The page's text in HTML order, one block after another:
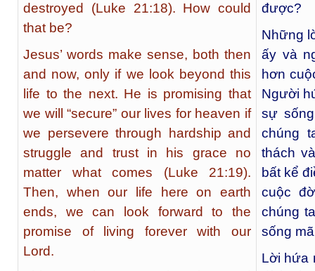
destroyed (Luke 21:18). How could
that be?
Jesus’ words make sense, both then
and now, only if we look beyond this
life to the next. He is promising that
we will “secure” our lives for heaven if
we persevere through hardship and
struggle and trust in his grace no
matter what comes (Luke 21:19).
Then, when our life here on earth
ends, we can look forward to the
promise of living forever with our
Lord.
được?
Những
ấy và
hơn
Người
sự
chúng
thách
bất kể
cuộc
chúng
sống
Lời hứa